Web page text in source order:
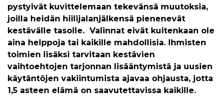
pystyivät kuvittelemaan tekevänsä muutoksia,
joilla heidän hiilijalanjälkensä pienenevät
kestävälle tasolle. Valinnat eivät kuitenkaan ole
aina helppoja tai kaikille mahdollisia. Ihmisten
toimien lisäksi tarvitaan kestävien
vaihtoehtojen tarjonnan lisääntymistä ja uusien
käytäntöjen vakiintumista ajavaa ohjausta, jotta
1,5 asteen elämä on saavutettavissa kaikille.